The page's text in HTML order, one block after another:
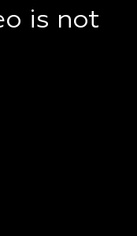
is not